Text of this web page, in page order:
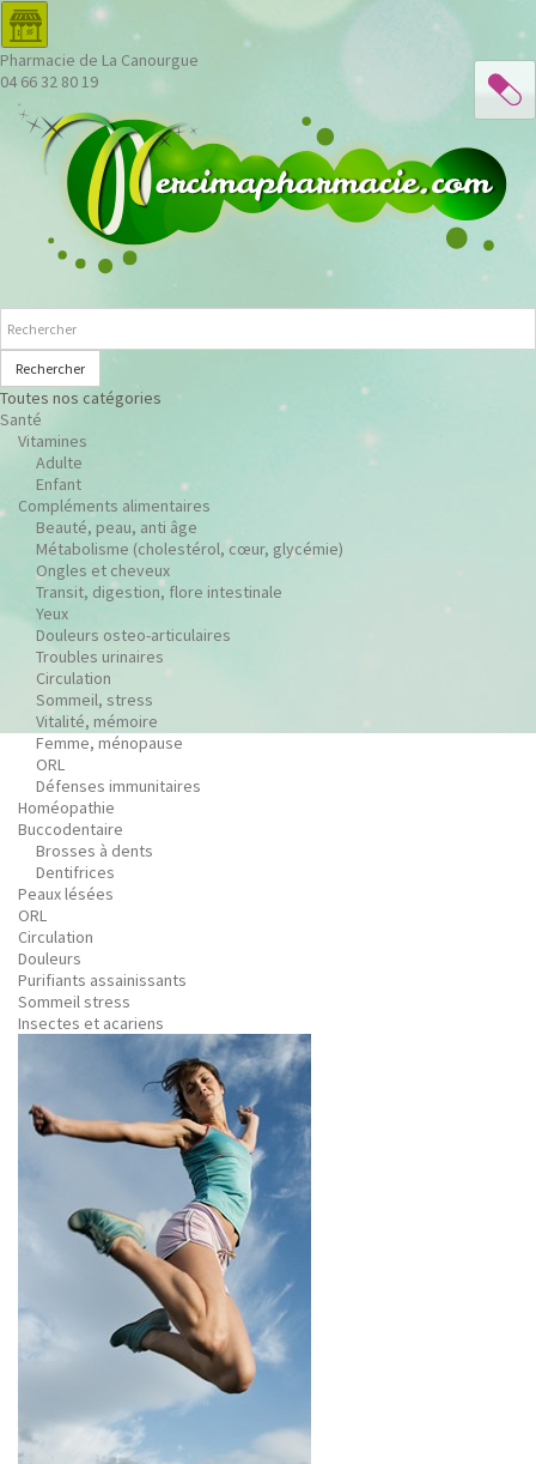
Pharmacie de La Canourgue
04 66 32 80 19
Rechercher
Toutes nos catégories
Santé
Vitamines
Adulte
Enfant
Compléments alimentaires
Beauté, peau, anti âge
Métabolisme (cholestérol, cœur, glycémie)
Ongles et cheveux
Transit, digestion, flore intestinale
Yeux
Douleurs osteo-articulaires
Troubles urinaires
Circulation
Sommeil, stress
Vitalité, mémoire
Femme, ménopause
ORL
Défenses immunitaires
Homéopathie
Buccodentaire
Brosses à dents
Dentifrices
Peaux lésées
ORL
Circulation
Douleurs
Purifiants assainissants
Sommeil stress
Insectes et acariens